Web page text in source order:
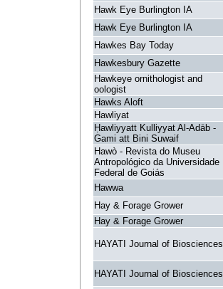
Hawk Eye Burlington IA
Hawk Eye Burlington IA
Hawkes Bay Today
Hawkesbury Gazette
Hawkeye ornithologist and
oologist
Hawks Aloft
Hawliyat
Ḥawliyyatt Kulliyyat Al-Adāb -
Gami att Bini Suwaif
Hawò - Revista do Museu
Antropológico da Universidade
Federal de Goiás
Hawwa
Hay & Forage Grower
Hay & Forage Grower
HAYATI Journal of Biosciences
HAYATI Journal of Biosciences